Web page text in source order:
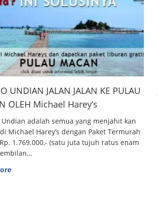
UNDIAN JALAN JALAN KE PULAU
OLEH Michael Harey’s
Undian adalah semua yang menjahit kan
Michael Harey’s dengan Paket Termurah
1.769.000,- (satu juta tujuh ratus enam